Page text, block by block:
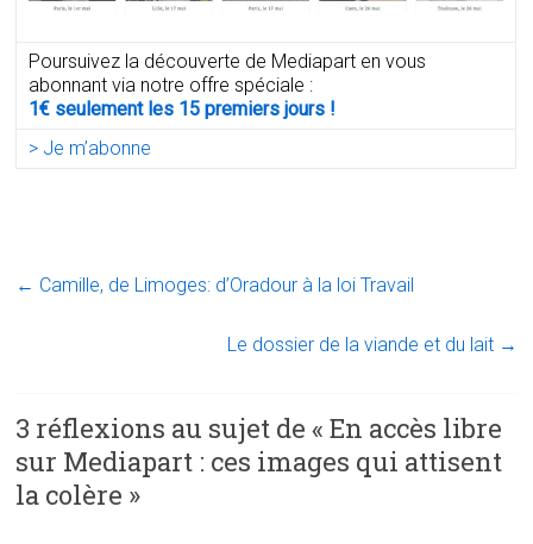
Poursuivez la découverte de Mediapart en vous
abonnant via notre offre spéciale :
1€ seulement les 15 premiers jours !
> Je m’abonne
← Camille, de Limoges: d’Oradour à la loi Travail
Le dossier de la viande et du lait →
3 réflexions au sujet de «En accès libre
sur Mediapart : ces images qui attisent
la colère »